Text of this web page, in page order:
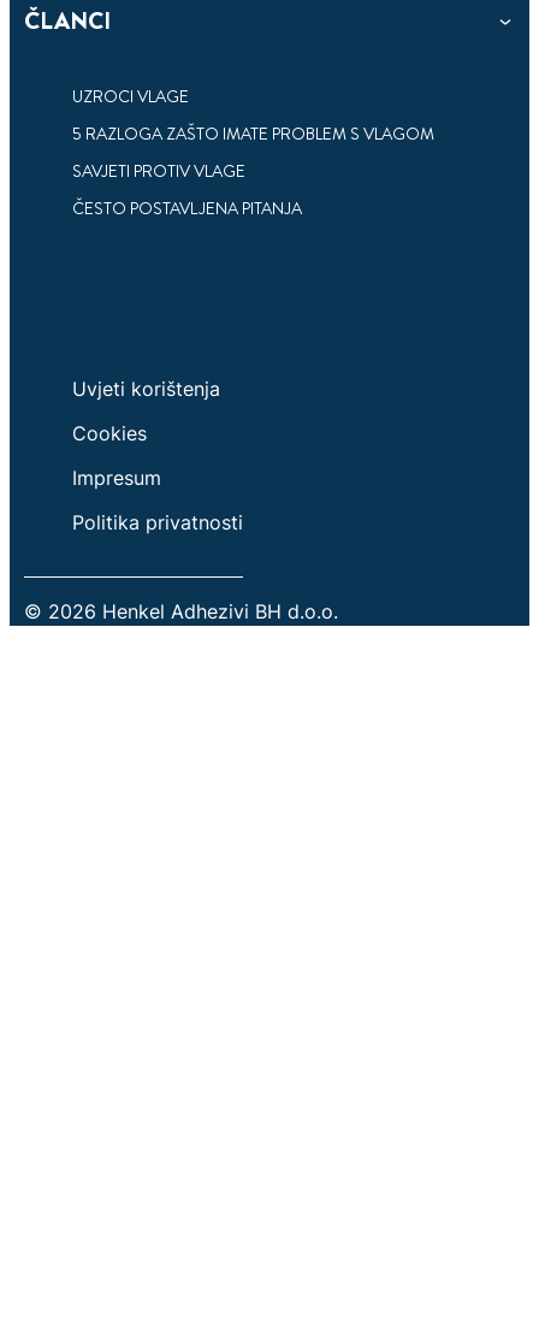
3 min
DOMU
Savjeti kako možete smanjiti nivo vlage u
vašem domu.
ČLANCI
UZROCI VLAGE
5 RAZLOGA ZAŠTO IMATE PROBLEM S VLAGOM
SAVJETI PROTIV VLAGE
ČESTO POSTAVLJENA PITANJA
Uvjeti korištenja
Cookies
Impresum
Politika privatnosti
© 2026 Henkel Adhezivi BH d.o.o.